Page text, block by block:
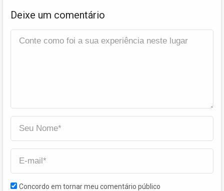
Deixe um comentário
Concordo em tornar meu comentário público